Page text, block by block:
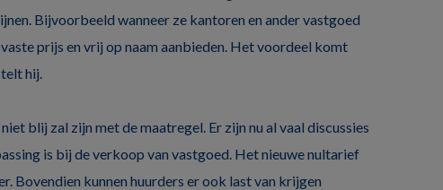
Bijvoorbeeld wanneer ze kantoren en ander vastgoed
prijs en vrij op naam aanbieden. Het voordeel komt
hij.
blij zal zijn met de maatregel. Er zijn nu al vaal discussies
is bij de verkoop van vastgoed. Het nieuwe nultarief
Bovendien kunnen huurders er ook last van krijgen